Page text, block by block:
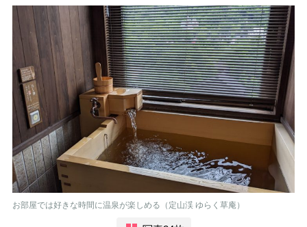
お部屋では好きな時間に温泉が楽しめる（定山渓 ゆらく草庵）